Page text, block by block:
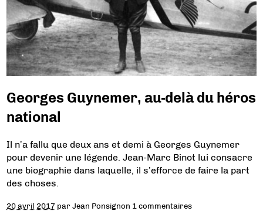
Georges Guynemer, au-delà du héros
national
Il n’a fallu que deux ans et demi à Georges Guynemer
pour devenir une légende. Jean-Marc Binot lui consacre
une biographie dans laquelle, il s’efforce de faire la part
des choses.
20 avril 2017 parJean Ponsignon 1 commentaires